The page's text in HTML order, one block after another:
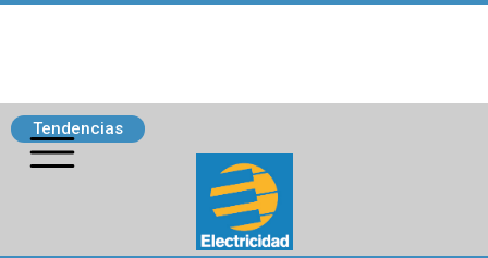
Tendencias